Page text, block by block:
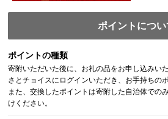
ポイントについ
ポイントの種類
寄附いただいた後に、お礼の品をお申し込みい
さとチョイスにログインいただき、お手持ちの
また、交換したポイントは寄附した自治体での
けください。